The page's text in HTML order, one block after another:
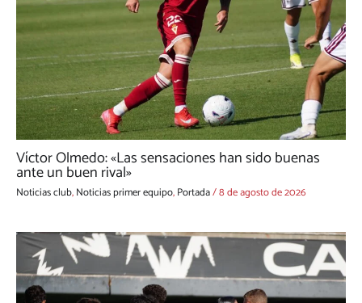
Víctor Olmedo: «Las sensaciones han sido buenas
ante un buen rival»
Noticias club,Noticias primer equipo,Portada/8 de agosto de 2026